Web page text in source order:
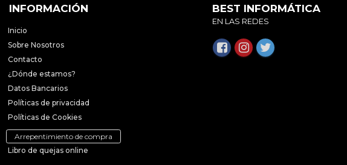
INFORMACIÓN
Inicio
Sobre Nosotros
Contacto
¿Dónde estamos?
Datos Bancarios
Políticas de privacidad
Políticas de Cookies
Arrepentimiento de compra
Libro de quejas online
BEST INFORMÁTICA
EN LAS REDES